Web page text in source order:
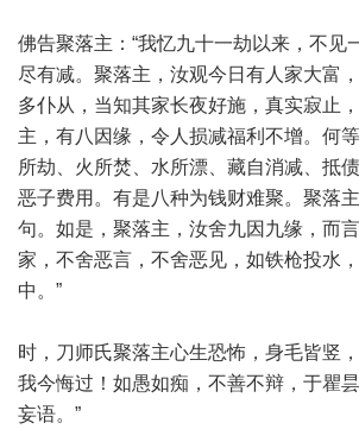
佛告聚落主：“我忆九十一劫以来，不见
尽有减。聚落主，汝观今日有人家大富
多仆从，当知其家长夜好施，真实寂止
主，有八因缘，令人损减福利不增。何
所劫、火所焚、水所漂、藏自消减、抵
恶子费用。有是八种为钱财难聚。聚落
句。如是，聚落主，汝舍九因九缘，而
家，不舍恶言，不舍恶见，如铁枪投水
中。”
时，刀师氏聚落主心生恐怖，身毛皆竖，
我今悔过！如愚如痴，不善不辩，于瞿
妄语。”